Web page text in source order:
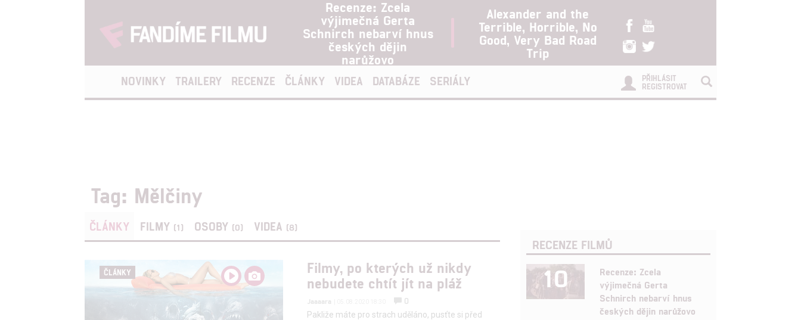
Recenze: Zcela
výjimečná Gerta
Schnirch nebarví hnus
českých dějin
narůžovo
Alexander and the
Terrible, Horrible, No
Good, Very Bad Road
Trip
NOVINKY TRAILERY RECENZE ČLÁNKY VIDEA DATABÁZE SERIÁLY
PŘIHLÁSIT
REGISTROVAT
Tag: Mělčiny
ČLÁNKY FILMY (1) OSOBY (0) VIDEA (8)
ČLÁNKY
Filmy, po kterých už nikdy
nebudete chtít jít na pláž
Jaaaara
0
Pakliže máte pro strach uděláno, pusťte si před
RECENZE FILMŮ
10
Recenze: Zcela
výjimečná Gerta
Schnirch nebarví hnus
českých dějin narůžovo